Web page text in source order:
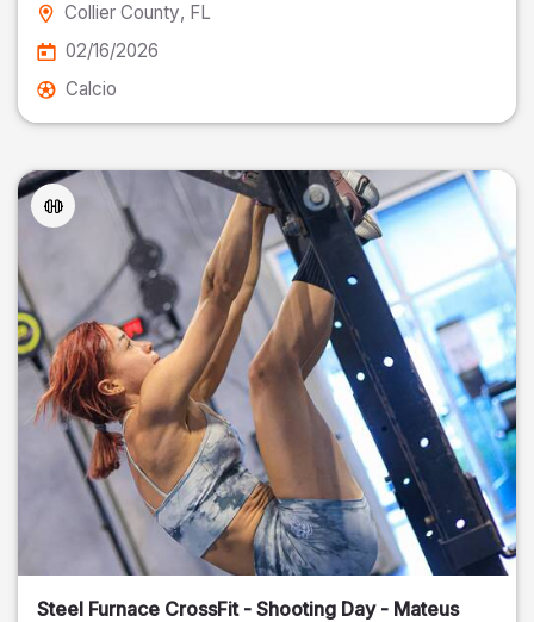
Collier County, FL
02/16/2026
Calcio
Steel Furnace CrossFit - Shooting Day - Mateus